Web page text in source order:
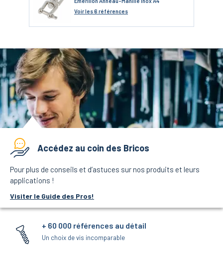
Voirles 6 références
Accédez au coin des Bricos
Pour plus de conseils et d’astuces sur nos produits et leurs
applications !
Visiter le Guide des Pros!
+ 60 000 références au détail
Un choix de vis incomparable